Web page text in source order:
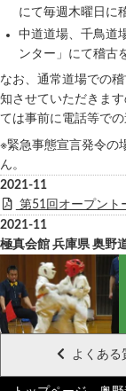
にて毎週木曜日に
中道道場、千鳥道
ンター」にて稽古
なお、通常道場での
知させていただきま
ては事前に電話等での
※緊急事態宣言発令の
ん。
2021-11
第51回オープント
2021-11
極真会館 兵庫県 奥野
よくある